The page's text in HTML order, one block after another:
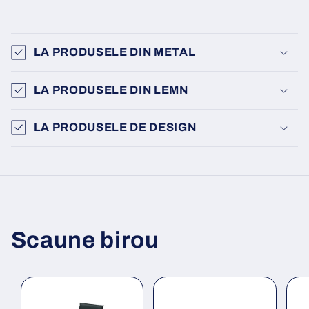
LA PRODUSELE DIN METAL
LA PRODUSELE DIN LEMN
LA PRODUSELE DE DESIGN
Scaune birou